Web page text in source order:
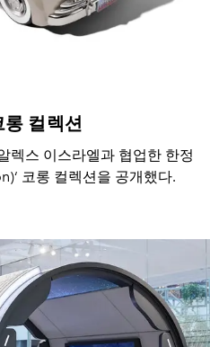
컬렉션
렉스 이스라엘과 협업한 한정
코롱 컬렉션을 공개했다.